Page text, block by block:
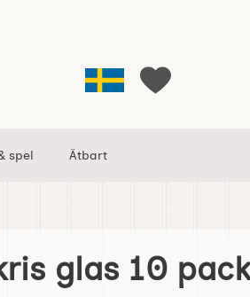
Sverige Mina favoriter
sökning
spel Ätbart
favoritglas 10 pack